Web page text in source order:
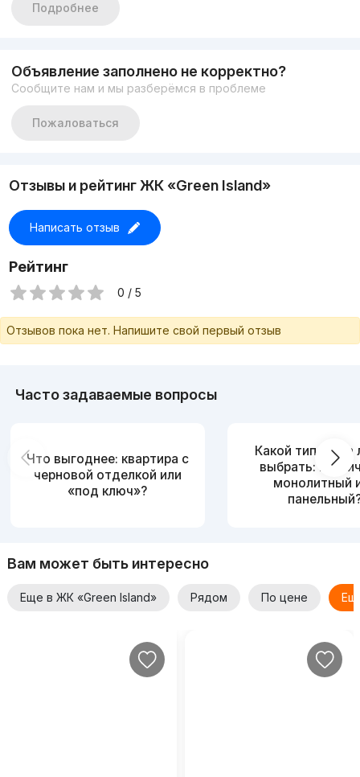
Подробнее
Объявление заполнено не корректно?
Сообщите нам и мы разберёмся в проблеме
Пожаловаться
Отзывы и рейтинг ЖК «Green Island»
Написать отзыв
Рейтинг
0 / 5
Отзывов пока нет. Напишите свой первый отзыв
Часто задаваемые вопросы
Что выгоднее: квартира с
черновой отделкой или
«под ключ»?
Какой тип дома
выбрать:
монолитный
Вам может быть интересно
Еще в ЖК «Green Island» Рядом По цене